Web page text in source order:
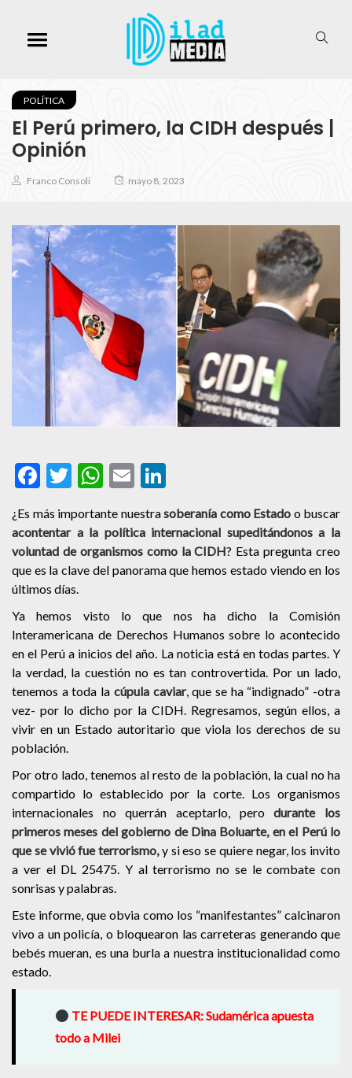
POLÍTICA
El Perú primero, la CIDH después |
Opinión
Franco Consoli mayo 8, 2023
Facebook
Twitter
WhatsApp
Email
¿Es más importante nuestrasoberanía como Estado o buscar
acontentar a la política internacional supeditándonos a la
voluntad de organismos como la CIDH? Esta pregunta creo
que es la clave del panorama que hemos estado viendo en los
últimos días.
Ya hemos visto lo que nos ha dicho la Comisión
Interamericana de Derechos Humanos sobre lo acontecido
en el Perú a inicios del año. La noticia está en todas partes. Y
la verdad, la cuestión no es tan controvertida. Por un lado,
tenemos a toda la cúpula caviar, que se ha “indignado” -otra
vez- por lo dicho por la CIDH. Regresamos, según ellos, a
vivir en un Estado autoritario que viola los derechos de su
población.
Por otro lado, tenemos al resto de la población, la cual no ha
compartido lo establecido por la corte. Los organismos
internacionales no querrán aceptarlo, perodurante los
primeros meses del gobierno de Dina Boluarte, en el Perú lo
que se vivió fue terrorismo,y si eso se quiere negar, los invito
a ver el DL 25475. Y al terrorismo no se le combate con
sonrisas y palabras.
Este informe, que obvia como los “manifestantes” calcinaron
vivo a un policía, o bloquearon las carreteras generando que
bebés mueran, es una burla a nuestra institucionalidad como
estado.
TE PUEDE INTERESAR:Sudamérica apuesta
todo a Milei